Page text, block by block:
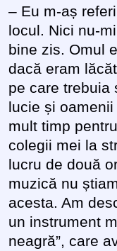
– Eu m-aș
locul. Nici nu-
bine zis. Omul
dacă eram
pe care trebuia
lucie și
mult timp
colegii mei la
lucru de două
muzică nu
acesta. Am
un instrument
neagră”, care